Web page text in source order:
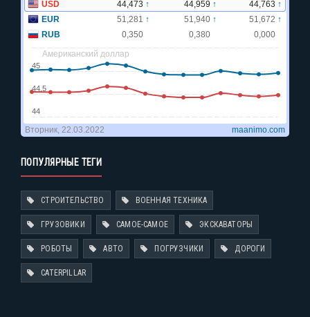
ПОПУЛЯРНЫЕ ТЕГИ
СТРОИТЕЛЬСТВО ВОЕННАЯ ТЕХНИКА
ГРУЗОВИКИ САМОЕ-САМОЕ ЭКСКАВАТОРЫ
РОБОТЫ АВТО ПОГРУЗЧИКИ ДОРОГИ
CATERPILLAR